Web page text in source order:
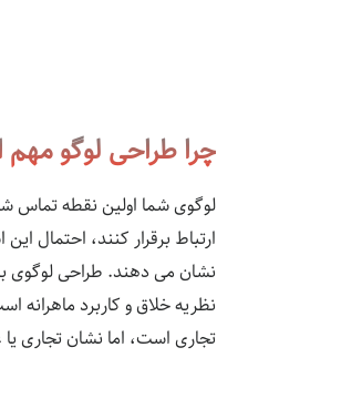
چرا طراحی لوگو
لوگوی شما اولین نقطه تماس
ارتباط برقرار کنند، احتمال
نشان می دهند. طراحی لوگوی
نظریه خلاق و کاربرد
تجاری است، اما نشان تجاری